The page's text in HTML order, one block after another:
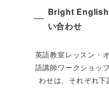
Bright
い合わせ
英語教室レッスン・
語講師ワークショッ
わせは、それぞれ下